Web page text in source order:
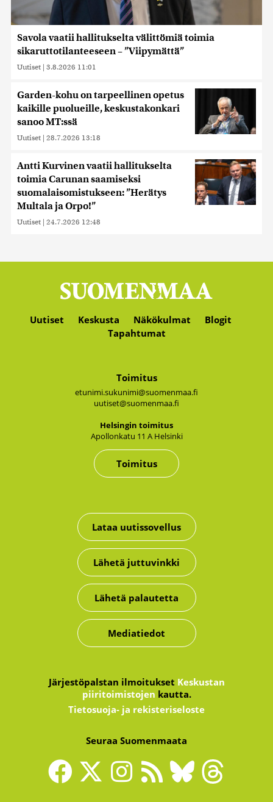
Savola vaatii hallitukselta välittömiä toimia
sikaruttotilanteeseen – ”Viipymättä”
Uutiset | 3.8.2026 11:01
Garden-kohu on tarpeellinen opetus
kaikille puolueille, keskustakonkari
sanoo MT:ssä
Uutiset | 28.7.2026 13:18
Antti Kurvinen vaatii hallitukselta
toimia Carunan saamiseksi
suomalaisomistukseen: ”Herätys
Multala ja Orpo!”
Uutiset | 24.7.2026 12:48
Uutiset Keskusta Näkökulmat
Blogit
Tapahtumat
Toimitus
etunimi.sukunimi@suomenmaa.fi
uutiset@suomenmaa.fi
Hel­sin­gin toi­mi­tus
Apol­lon­ka­tu 11 A Hel­sin­ki
Toimitus
Lataa uutissovellus
Lähetä juttuvinkki
Lähetä palautetta
Mediatiedot
Järjestöpalstan ilmoitukset Keskustan
piiritoimistojen kautta.
Tietosuoja- ja rekisteriseloste
Seuraa Suomenmaata